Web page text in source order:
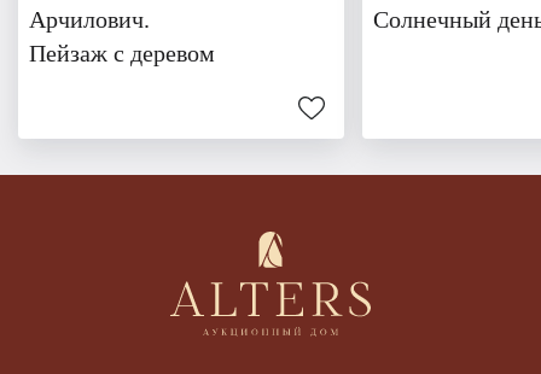
Арчилович.
Пейзаж с деревом
Солнечный